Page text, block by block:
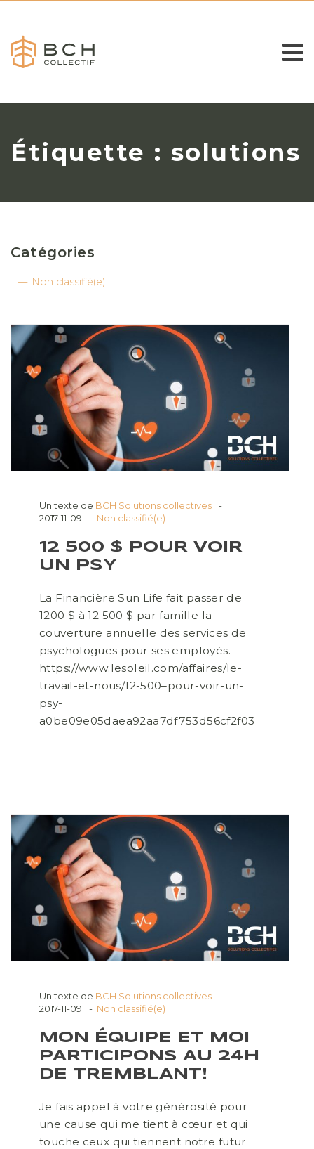
Étiquette : solutions
Un texte de BCH Solutions collectives
2017-11-09
Non classifié(e)
12 500 $ POUR VOIR
UN PSY
La Financière Sun Life fait passer de
1200 $ à 12 500 $ par famille la
couverture annuelle des services de
psychologues pour ses employés.
https://www.lesoleil.com/affaires/le-
travail-et-nous/12-500–pour-voir-un-
psy-
a0be09e05daea92aa7df753d56cf2f03
Un texte de BCH Solutions collectives
2017-11-09
Non classifié(e)
MON ÉQUIPE ET MOI
PARTICIPONS AU 24H
DE TREMBLANT!
Je fais appel à votre générosité pour
une cause qui me tient à cœur et qui
touche ceux qui tiennent notre futur
Catégories
Non classifié(e)